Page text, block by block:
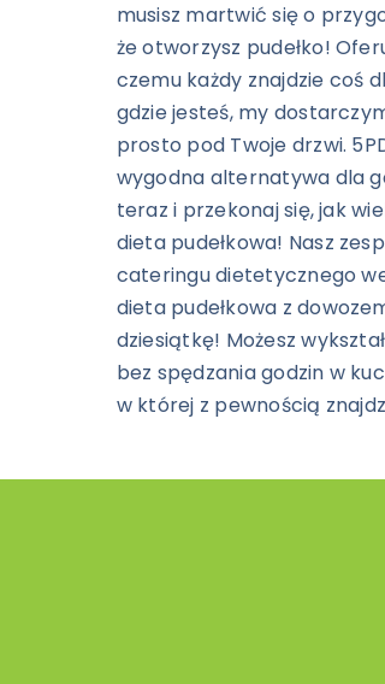
musisz martwić się o
że otworzysz pudełko!
czemu każdy znajdzie coś
gdzie jesteś, my
prosto pod Twoje drzwi.
wygodna alternatywa dla
teraz i przekonaj się, jak
dieta pudełkowa! Nasz
cateringu dietetycznego we
dieta pudełkowa z
dziesiątkę! Możesz
bez spędzania godzin w
w której z pewnością